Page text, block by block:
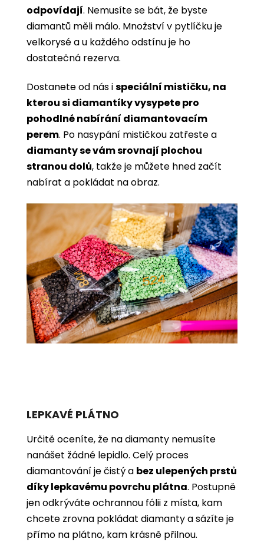
odpovídají. Nemusíte se bát, že byste
diamantů měli málo. Množství v pytlíčku je
velkorysé a u každého odstínu je ho
dostatečná rezerva.
Dostanete od nás ispeciální mističku, na
kterou si diamantíky vysypete pro
pohodlné nabírání diamantovacím
perem. Po nasypání mističkou zatřeste a
diamanty se vám srovnají plochou
stranou dolů, takže je můžete hned začít
nabírat a pokládat na obraz.
LEPKAVÉ PLÁTNO
Určitě oceníte, že na diamanty nemusíte
nanášet žádné lepidlo. Celý proces
diamantování je čistý a bez ulepených prstů
díky lepkavému povrchu plátna. Postupně
jen odkrýváte ochrannou fólii z místa, kam
chcete zrovna pokládat diamanty a sázíte je
přímo na plátno, kam krásně přilnou.